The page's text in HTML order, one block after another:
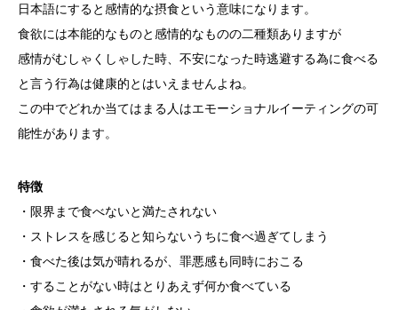
日本語にすると感情的な摂食という意味になります。
食欲には本能的なものと感情的なものの二種類ありますが
感情がむしゃくしゃした時、不安になった時逃避する為に食べる
と言う行為は健康的とはいえませんよね。
この中でどれか当てはまる人はエモーショナルイーティングの可
能性があります。
特徴
・限界まで食べないと満たされない
・ストレスを感じると知らないうちに食べ過ぎてしまう
・食べた後は気が晴れるが、罪悪感も同時におこる
・することがない時はとりあえず何か食べている